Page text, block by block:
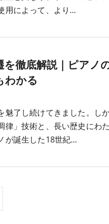
用によって、より…
を徹底解説｜ピアノ
わかる
魅了し続けてきました。し
律」技術と、長い歴史にわた
が誕生した18世紀…